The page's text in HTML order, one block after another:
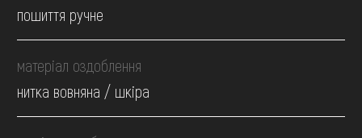
пошиття ручне
матеріал оздоблення
нитка вовняна / шкіра